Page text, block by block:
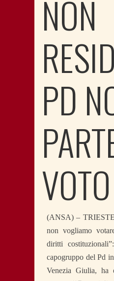
NON
PD
VOTO
(ANSA) –
non vogliamo
diritti
capogruppo del Pd
Venezia Giulia, ha